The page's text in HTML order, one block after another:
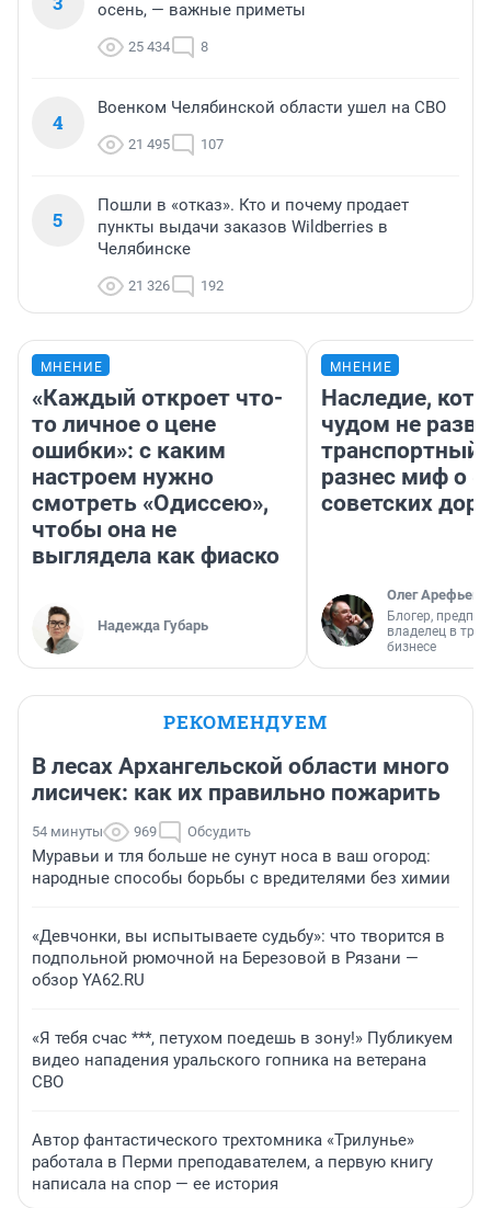
осень, — важные приметы
25 434 8
4
Военком Челябинской области ушел на СВО
21 495 107
5
Пошли в «отказ». Кто и почему продает
пункты выдачи заказов Wildberries в
Челябинске
21 326 192
МНЕНИЕ
«Каждый откроет что-
то личное о цене
ошибки»: с каким
настроем нужно
смотреть «Одиссею»,
чтобы она не
выглядела как фиаско
Надежда Губарь
МНЕНИЕ
Наследие,
чудом не
транспортный
разнес миф о
советских
Олег Арефьев
Блогер,
владелец в
бизнесе
РЕКОМЕНДУЕМ
В лесах Архангельской области много
лисичек: как их правильно пожарить
54 минуты 969 Обсудить
Муравьи и тля больше не сунут носа в ваш огород:
народные способы борьбы с вредителями без химии
«Девчонки, вы испытываете судьбу»: что творится в
подпольной рюмочной на Березовой в Рязани —
обзор YA62.RU
«Я тебя счас ***, петухом поедешь в зону!» Публикуем
видео нападения уральского гопника на ветерана
СВО
Автор фантастического трехтомника «Трилунье»
работала в Перми преподавателем, а первую книгу
написала на спор — ее история